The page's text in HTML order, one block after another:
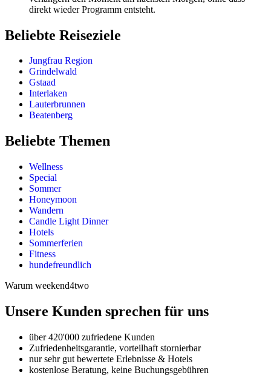
direkt wieder Programm entsteht.
Beliebte Reiseziele
Jungfrau Region
Grindelwald
Gstaad
Interlaken
Lauterbrunnen
Beatenberg
Beliebte Themen
Wellness
Special
Sommer
Honeymoon
Wandern
Candle Light Dinner
Hotels
Sommerferien
Fitness
hundefreundlich
Warum weekend4two
Unsere Kunden sprechen für uns
über 420'000 zufriedene Kunden
Zufriedenheitsgarantie, vorteilhaft stornierbar
nur sehr gut bewertete Erlebnisse & Hotels
kostenlose Beratung, keine Buchungsgebühren